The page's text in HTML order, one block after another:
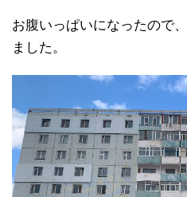
お腹いっぱいになったので
ました。